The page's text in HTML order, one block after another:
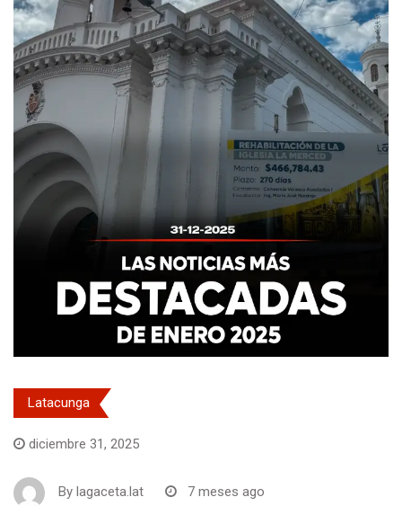
Latacunga
diciembre 31, 2025
By lagaceta.lat 7 meses ago